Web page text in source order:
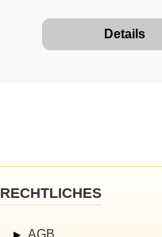
Details
RECHTLICHES
AGB